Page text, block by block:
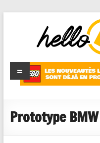
HelloBricks
Blog LEGO,
nouveaut�s
reviews
Prototype